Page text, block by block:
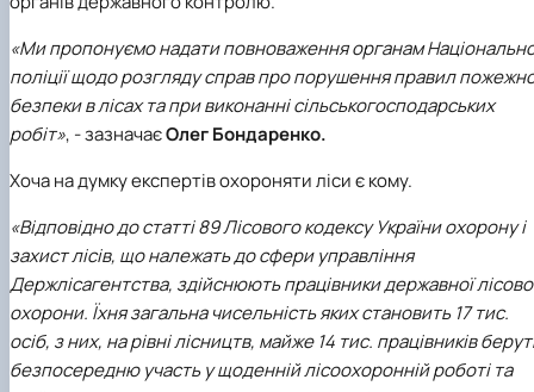
«Ми пропонуємо надати повноваження органам
поліції щодо розгляду справ про порушення правил
безпеки в лісах та при виконанні сільськогосподарських
робіт», - зазначаєОлег Бондаренко.
Хоча на думку експертів охороняти ліси є кому.
«Відповідно до статті 89 Лісового кодексу України охорону і
захист лісів, що належать до сфери управління
Держлісагентства, здійснюють працівники державної
охорони. Їхня загальна чисельність яких становить 17 тис.
осіб, з них, на рівні лісництв, майже 14 тис. працівників
безпосередню участь у щоденній лісоохоронній роботі та